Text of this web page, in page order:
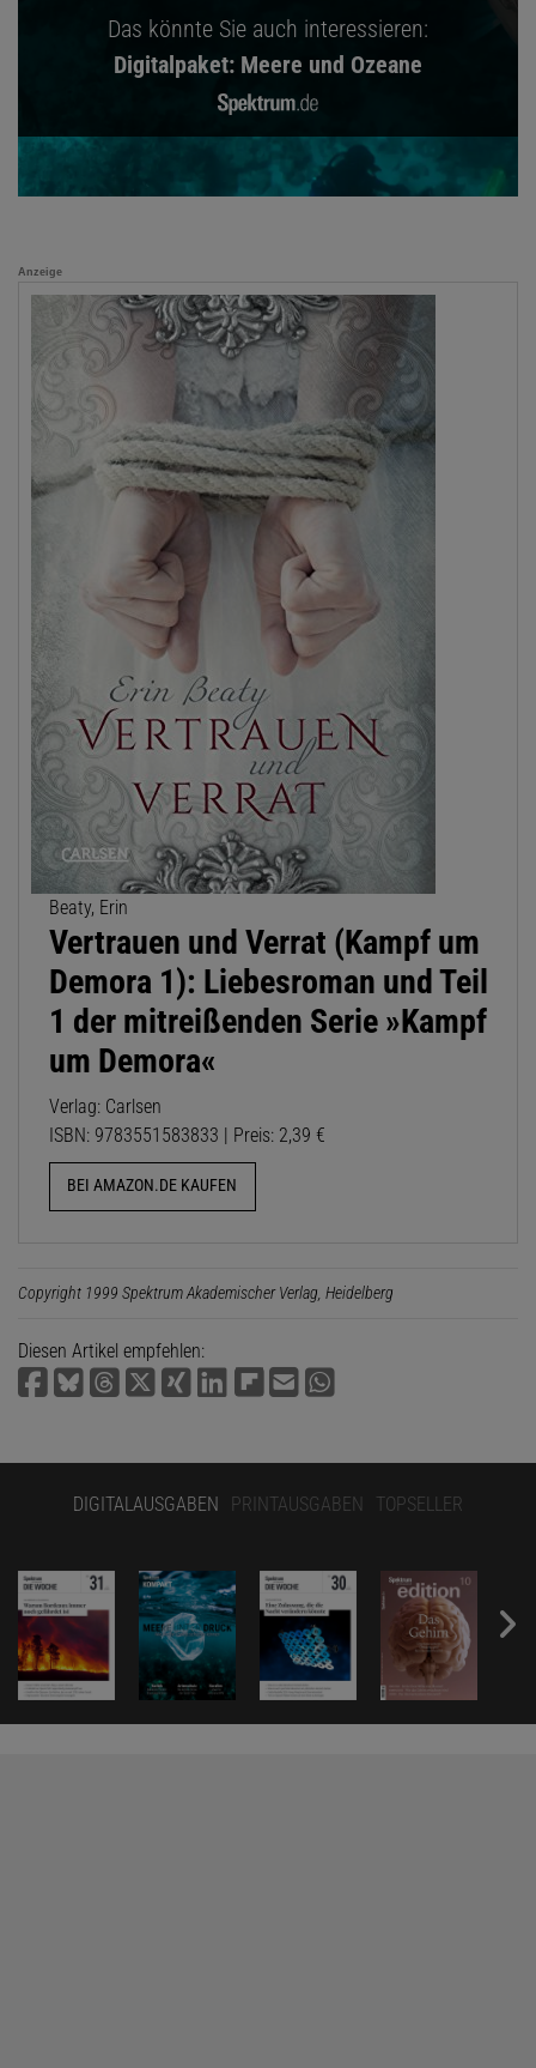
Das könnte Sie auch interessieren:
Digitalpaket: Meere und Ozeane
Anzeige
Beaty, Erin
Vertrauen und Verrat (Kampf um
Demora 1): Liebesroman und Teil
1 der mitreißenden Serie »Kampf
um Demora«
Verlag: Carlsen
ISBN: 9783551583833 | Preis: 2,39 €
BEI AMAZON.DE KAUFEN
Copyright 1999 Spektrum Akademischer Verlag, Heidelberg
Diesen Artikel empfehlen:
DIGITALAUSGABEN PRINTAUSGABEN TOPSELLER